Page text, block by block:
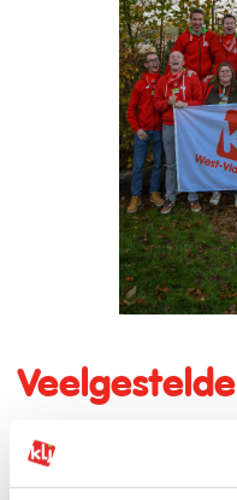
Ik zit nog niet in